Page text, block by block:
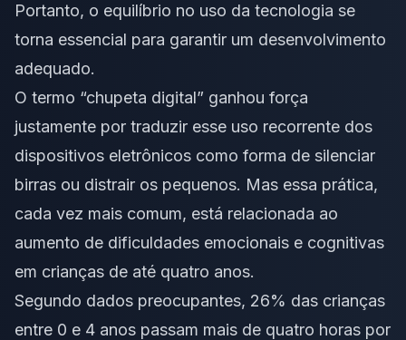
Portanto, o equilíbrio no uso da tecnologia se
torna essencial para garantir um desenvolvimento
adequado.
O termo “chupeta digital” ganhou força
justamente por traduzir esse uso recorrente dos
dispositivos eletrônicos como forma de silenciar
birras ou distrair os pequenos. Mas essa prática,
cada vez mais comum, está relacionada ao
aumento de dificuldades emocionais e cognitivas
em crianças de até quatro anos.
Segundo dados preocupantes, 26% das crianças
entre 0 e 4 anos passam mais de quatro horas por